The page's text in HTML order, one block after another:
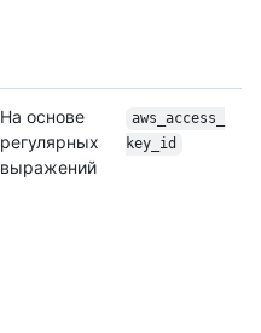
На основе
регулярных
выражений
aws_access_
key_id